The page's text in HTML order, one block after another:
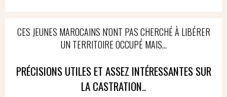
CES JEUNES MAROCAINS N'ONT PAS CHERCHÉ À LIBÉRER
UN TERRITOIRE OCCUPÉ MAIS...
PRÉCISIONS UTILES ET ASSEZ INTÉRESSANTES SUR
LA CASTRATION..